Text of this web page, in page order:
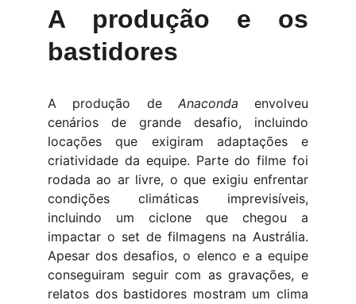
A produção e os
bastidores
A produção de Anaconda envolveu
cenários de grande desafio, incluindo
locações que exigiram adaptações e
criatividade da equipe. Parte do filme foi
rodada ao ar livre, o que exigiu enfrentar
condições climáticas imprevisíveis,
incluindo um ciclone que chegou a
impactar o set de filmagens na Austrália.
Apesar dos desafios, o elenco e a equipe
conseguiram seguir com as gravações, e
relatos dos bastidores mostram um clima